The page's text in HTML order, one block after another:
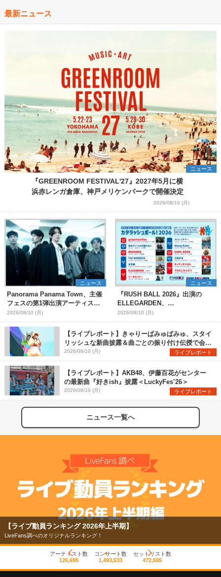
最新ニュース
ニュース
『GREENROOM FESTIVAL'27』2027年5月に横
浜赤レンガ倉庫、神戸メリケンパークで開催決定
2026/08/10 (月)
ニュース
Panorama Panama Town、主催
フェスの第1弾出演アーティスト
として愛はズボーン、夜の本気ダ
ンスらを発表 「plus∈you」の
MVも公開に
2026/08/10 (月)
ニュース
『RUSH BALL 2026』出演の
ELLEGARDEN、
go!go!vanillas、BRAHMANら13
組がFM802に登場、他出演アーテ
ィストの“渾身の1曲”をセレクト
2026/08/10 (月)
【ライブレポート】きゃりーぱみゅぱみゅ、スタイ
リッシュな新曲披露＆曲ごとの振り付け伝授で会場
を盛り上げまくる！＜LuckyFes’26＞
2026/08/10 (月) ライブレポート
【ライブレポート】AKB48、伊藤百花がセンター
の最新曲『好きish』披露＜LuckyFes’26＞
2026/08/10 (月) ライブレポート
ニュース一覧へ
【ライブ動員ランキング 2026年上半期】
LiveFans調べのオリジナルランキング！
アーティスト数
126,695
コンサート数
1,493,533
セットリスト数
472,595